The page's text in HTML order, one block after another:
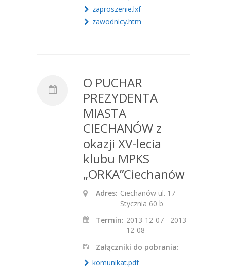
zaproszenie.lxf
zawodnicy.htm
O PUCHAR
PREZYDENTA
MIASTA
CIECHANÓW z
okazji XV-lecia
klubu MPKS
„ORKA”Ciechanów
Adres: Ciechanów ul. 17
Stycznia 60 b
Termin: 2013-12-07 - 2013-
12-08
Załączniki do pobrania:
komunikat.pdf